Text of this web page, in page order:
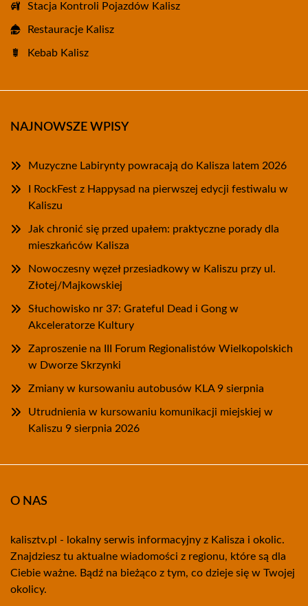
Stacja Kontroli Pojazdów Kalisz
Restauracje Kalisz
Kebab Kalisz
NAJNOWSZE WPISY
Muzyczne Labirynty powracają do Kalisza latem 2026
I RockFest z Happysad na pierwszej edycji festiwalu w
Kaliszu
Jak chronić się przed upałem: praktyczne porady dla
mieszkańców Kalisza
Nowoczesny węzeł przesiadkowy w Kaliszu przy ul.
Złotej/Majkowskiej
Słuchowisko nr 37: Grateful Dead i Gong w
Akceleratorze Kultury
Zaproszenie na III Forum Regionalistów Wielkopolskich
w Dworze Skrzynki
Zmiany w kursowaniu autobusów KLA 9 sierpnia
Utrudnienia w kursowaniu komunikacji miejskiej w
Kaliszu 9 sierpnia 2026
O NAS
kalisztv.pl - lokalny serwis informacyjny z Kalisza i okolic.
Znajdziesz tu aktualne wiadomości z regionu, które są dla
Ciebie ważne. Bądź na bieżąco z tym, co dzieje się w Twojej
okolicy.